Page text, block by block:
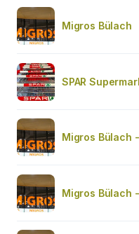
Migros Bülach
SPAR
Migros Bülach
Migros Bülach